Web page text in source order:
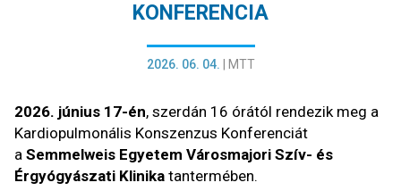
KONFERENCIA
2026. 06. 04. MTT
2026. június 17-én, szerdán 16 órától rendezik meg a
Kardiopulmonális Konszenzus Konferenciát
a Semmelweis Egyetem Városmajori Szív- és
Érgyógyászati Klinika tantermében.